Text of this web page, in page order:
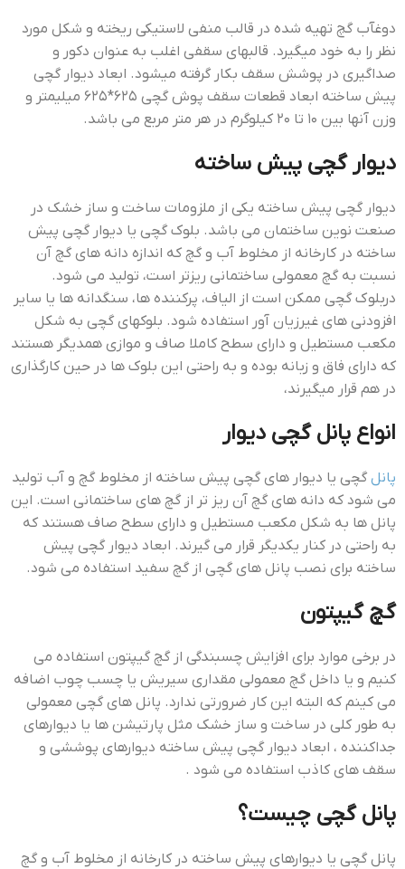
دوغآب گچ تهیه شده در قالب منفی لاستیکی ریخته و شکل مورد
نظر را به خود میگیرد. قالبهای سقفی اغلب به عنوان دکور و
صداگیری در پوشش سقف بکار گرفته میشود. ابعاد دیوار گچی
پیش ساخته ابعاد قطعات سقف پوش گچی ۶۲۵*۶۲۵ میلیمتر و
وزن آنها بین ۱۰ تا ۲۰ کیلوگرم در هر متر مربع می باشد.
دیوار گچی پیش ساخته
دیوار گچی پیش ساخته یکی از ملزومات ساخت و ساز خشک در
صنعت نوین ساختمان می باشد. بلوک گچی یا دیوار گچی پیش
ساخته در کارخانه از مخلوط آب و گچ که اندازه دانه های گچ آن
نسبت به گچ معمولی ساختمانی ریزتر است، تولید می شود.
دربلوك گچی ممكن است از الياف، پركننده ها، سنگدانه ها يا ساير
افزودنی هاي غيرزيان آور استفاده شود. بلوکهای گچی به شکل
مكعب مستطيل و دارای سطح کاملا صاف و موازی همدیگر هستند
که دارای فاق و زبانه بوده و به راحتی این بلوک ها در حین کارگذاری
در هم قرار میگیرند،
انواع پانل گچی دیوار
پانل گچی یا دیوار های گچی پیش ساخته از مخلوط گچ و آب تولید
می شود که دانه های گچ آن ریز تر از گچ های ساختمانی است. این
پانل ها به شکل مکعب مستطیل و دارای سطح صاف هستند که
به راحتی در کنار یکدیگر قرار می گیرند. ابعاد دیوار گچی پیش
ساخته برای نصب پانل های گچی از گچ سفید استفاده می شود.
گچ گیپتون
در برخی موارد برای افزایش چسبندگی از گچ گیپتون استفاده می
کنیم و یا داخل گچ معمولی مقداری سیریش یا چسب چوب اضافه
می کینم که البته این کار ضرورتی ندارد. پانل های گچی معمولی
به طور کلی در ساخت و ساز خشک مثل پارتیشن ها یا دیوارهای
جداکننده ، ابعاد دیوار گچی پیش ساخته دیوارهای پوششی و
سقف های کاذب استفاده می شود .
پانل گچی چیست؟
پانل گچی یا دیوارهای پیش ساخته در کارخانه از مخلوط آب و گچ